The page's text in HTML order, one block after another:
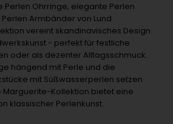
Perlen Ohrringe, elegante Perlen
Armbänder von Lund
vereint skandinavisches Design
- perfekt für festliche
oder als dezenter Alltagsschmuck.
hängend mit Perle und die
mit Süßwasserperlen setzen
Marguerite-Kollektion bietet eine
klassischer Perlenkunst.